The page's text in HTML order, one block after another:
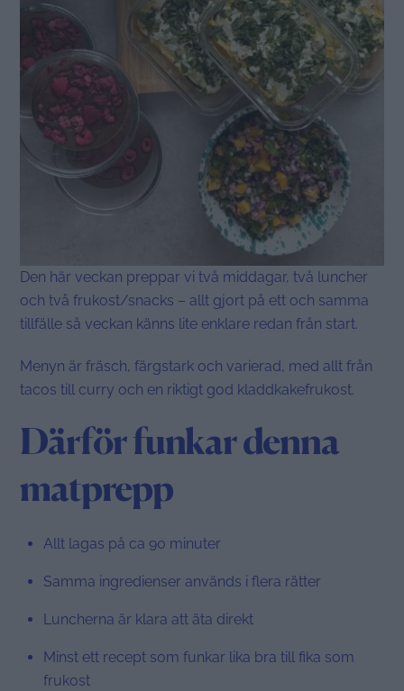
Den här veckan preppar vi två middagar, två luncher
och två frukost/snacks – allt gjort på ett och samma
tillfälle så veckan känns lite enklare redan från start.
Menyn är fräsch, färgstark och varierad, med allt från
tacos till curry och en riktigt god kladdkakefrukost.
Därför funkar denna
matprepp
Allt lagas på ca 90 minuter
Samma ingredienser används i flera rätter
Luncherna är klara att äta direkt
Minst ett recept som funkar lika bra till fika som
frukost